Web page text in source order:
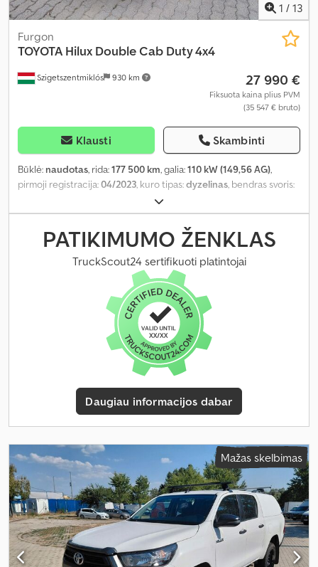
1 / 13
Szigetszentmiklós 930 km
Furgon
TOYOTA Hilux Double Cab Duty 4x4
27 990 €
Fiksuota kaina plius PVM
(35 547 € bruto)
Klausti Skambinti
Būklė: naudotas, rida:177 500 km, galia:110 kW (149,56 AG),
pirmoji registracija:04/2023, kuro tipas:dyzelinas, bendras svoris:
04/2027
mechaninis, emisijos klasė:Euro 6, sėdimų vietų skaičius:5,
Gamybos metai: 2023 , Įranga:ABS, centrinis užraktas, elektroninė
stabilumo programa (ESP), oro kondicionavimas, suodžių filtras,
visų varančiųjų ratų pavara,
PATIKIMUMO ŽENKLAS
TruckScout24 sertifikuoti platintojai
Daugiau informacijos dabar
Mažas skelbimas